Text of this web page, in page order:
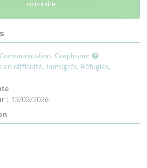
volontaire
Communication, Graphisme
en difficulté,
Immigrés, Réfugiés,
: 13/03/2026